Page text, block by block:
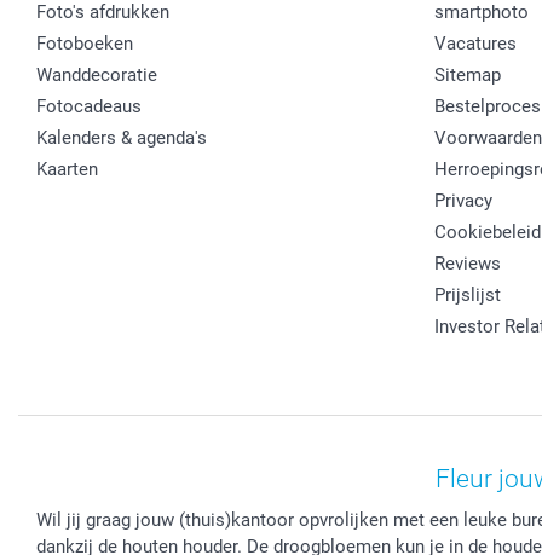
Foto's afdrukken
Fotoboeken
Wanddecoratie
Fotocadeaus
Kalenders & agenda's
Kaarten
smartphoto
Vacatures
Sitemap
Bestelproces
Voorwaarden
Privacy
Cookiebeleid
Reviews
Prijslijst
Investor
Fleur
Wil jij graag jouw (thuis)kantoor opvrolijken met een leuke
dankzij de houten houder. De droogbloemen kun je in de